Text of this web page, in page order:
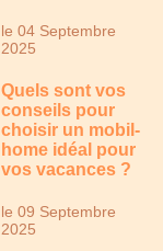
le 04 Septembre
2025
Quels sont vos
conseils pour
choisir un mobil-
home idéal pour
vos vacances ?
le 09 Septembre
2025